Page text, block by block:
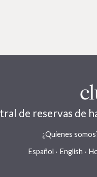
de reservas de
¿Quienes
Español
English